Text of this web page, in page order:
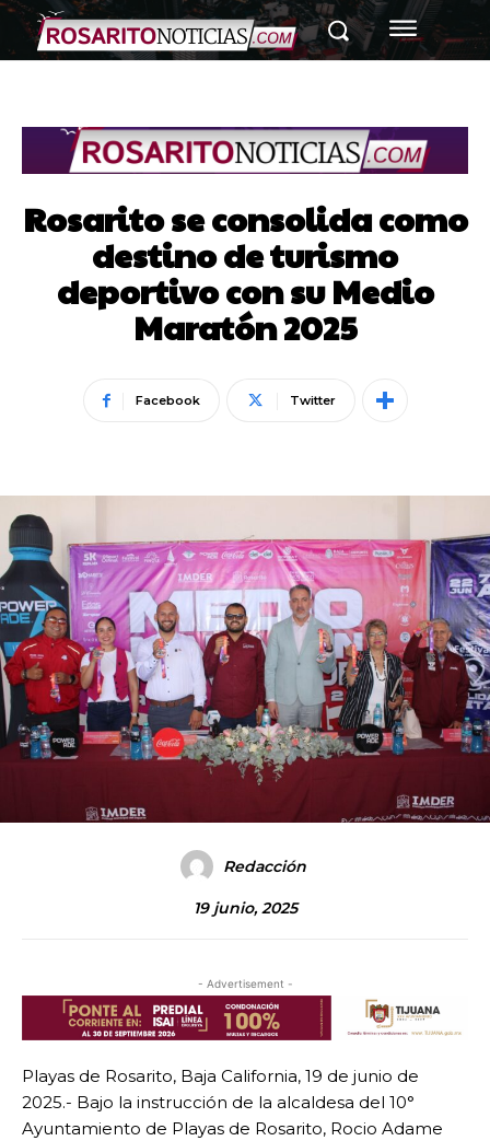
Rosarito se consolida como
destino de turismo
deportivo con su Medio
Maratón 2025
Facebook Twitter
Redacción
19 junio, 2025
- Advertisement -
Playas de Rosarito, Baja California, 19 de junio de
2025.- Bajo la instrucción de la alcaldesa del 10°
Ayuntamiento de Playas de Rosarito, Rocio Adame